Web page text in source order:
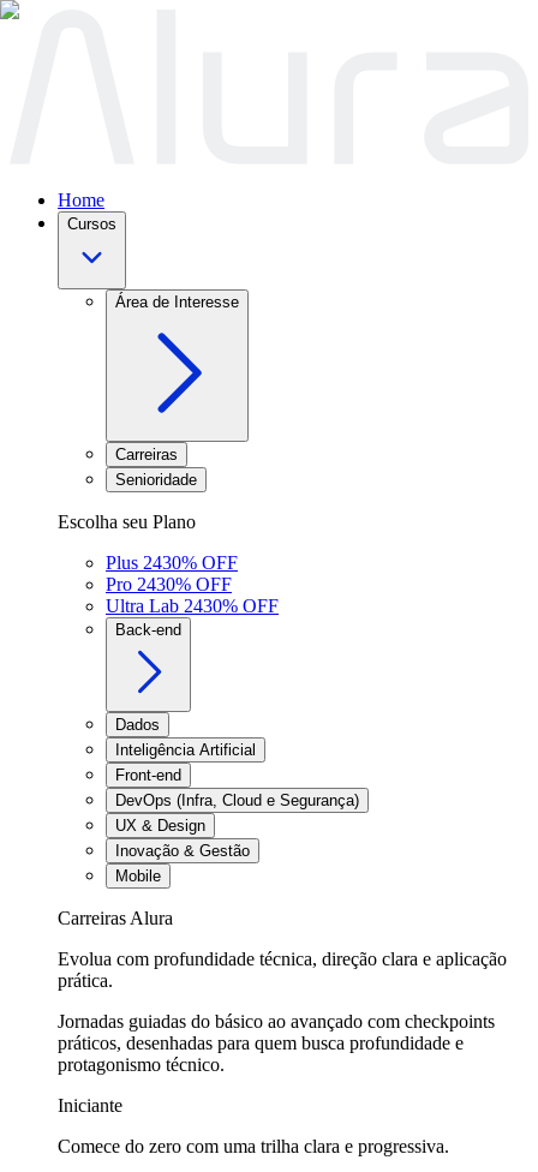
Home
Cursos
Área de Interesse
Carreiras
Senioridade
Escolha seu Plano
Plus 2430% OFF
Pro 2430% OFF
Ultra Lab 2430% OFF
Back-end
Dados
Inteligência Artificial
Front-end
DevOps (Infra, Cloud e Segurança)
UX & Design
Inovação & Gestão
Mobile
Carreiras Alura
Evolua com profundidade técnica, direção clara e aplicação
prática.
Jornadas guiadas do básico ao avançado com checkpoints
práticos, desenhadas para quem busca profundidade e
protagonismo técnico.
Iniciante
Comece do zero com uma trilha clara e progressiva.